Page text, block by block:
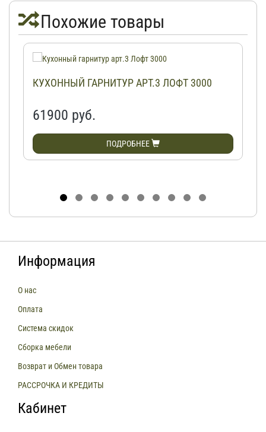
Похожие товары
КУХОННЫЙ ГАРНИТУР АРТ.3 ЛОФТ 3000
61900 руб.
ПОДРОБНЕЕ
Информация
О нас
Оплата
Система скидок
Сборка мебели
Возврат и Обмен товара
РАССРОЧКА И КРЕДИТЫ
Кабинет